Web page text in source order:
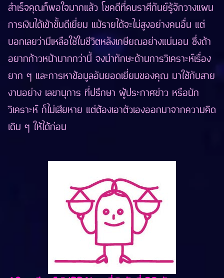
สำเร็จคุณก็พอใจมากแล้ว โชคดีที่คนราศีกันย์รู้จักวางแผน
การเงินได้เข้าขั้นดีเยี่ยม แม้รายได้จะไม่สูงอย่างคนอื่น แต่
บอกเลยว่ามีเหลือใช้ในชีวิตหลังเกษียณอย่างแน่นอน ซึ่งถ้า
อยากก้าวหน้ามากกว่านี้ จงนำทักษะด้านการวิเคราะห์เรื่อง
ยาก ๆ และการหาข้อมูลอันยอดเยี่ยมของคุณ มาใช้กับสาย
งานอย่าง เลขานุการ ที่ปรึกษา ผู้ประกาศข่าว หรือนัก
วิเคราะห์ ก็ไม่เสียหาย แต่ต้องเอาตัวเองออกมาจากความคิด
เดิม ๆ ให้ได้ก่อน